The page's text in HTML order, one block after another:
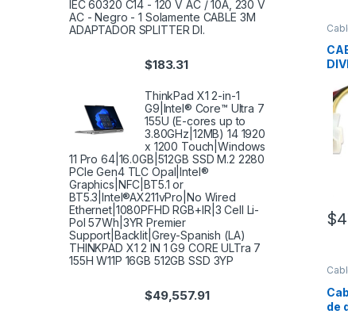
X2
4
$
de
IEC 60320 C14 - 120 V AC / 10A, 230 V
AC - Negro - 1 Solamente CABLE 3M
ADAPTADOR SPLITTER DI.
$183.31
ThinkPad X1 2-in-1
G9|Intel® Core™ Ultra 7
155U (E-cores up to
3.80GHz|12MB) 14 1920
x 1200 Touch|Windows
11 Pro 64|16.0GB|512GB SSD M.2 2280
PCIe Gen4 TLC Opal|Intel®
Graphics|NFC|BT5.1 or
BT5.3|Intel®AX211vPro|No Wired
Ethernet|1080PFHD RGB+IR|3 Cell Li-
Pol 57Wh|3YR Premier
Support|Backlit|Grey-Spanish (LA)
THINKPAD X1 2 IN 1 G9 CORE ULTra 7
155H W11P 16GB 512GB SSD 3YP
$49,557.91